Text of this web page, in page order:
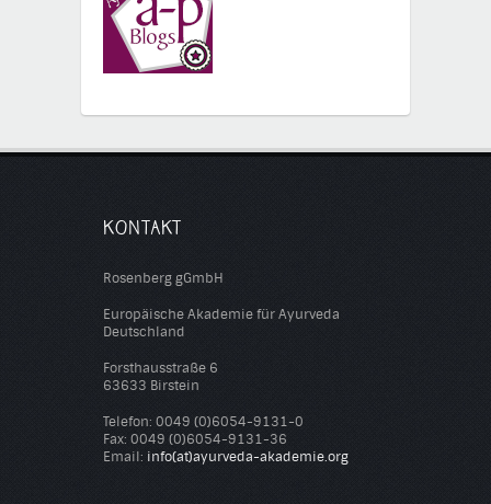
KONTAKT
Rosenberg gGmbH
Europäische Akademie für Ayurveda
Deutschland
Forsthausstraße 6
63633 Birstein
Telefon: 0049 (0)6054-9131-0
Fax: 0049 (0)6054-9131-36
Email: info(at)ayurveda-akademie.org